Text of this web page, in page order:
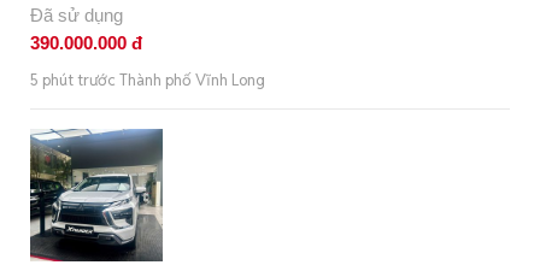
Đã sử dụng
390.000.000 đ
5 phút trước Thành phố Vĩnh Long